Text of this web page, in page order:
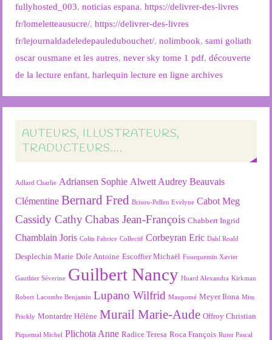
fullyhosted_003,noticias espana,https://delivrer-des-livres
fr/lomeletteausucre/,https://delivrer-des-livres
fr/lejournaldadeledepauledubouchet/,nolimbook,sami goliath
oscar ousmane et les autres,never sky tome 1 pdf,découverte
de la lecture enfant,harlequin lecture en ligne archives
AUTEURS, ILLUSTRATEURS,
TRADUCTEURS….
Adlard Charlie Adriansen Sophie Alwett Audrey Beauvais
Clémentine Bernard Fred Brisou-Pellen Evelyne Cabot Meg
Cassidy Cathy Chabas Jean-François Chabbert Ingrid
Chamblain Joris Colin Fabrice Collectif Corbeyran Eric Dahl Roald
Desplechin Marie Dole Antoine Escoffier Michaël Fourquemin Xavier
Gauthier Séverine Guilbert Nancy Huard Alexandra Kirkman
Robert Lacombe Benjamin Lupano Wilfrid Maupomé Meyer Ilona Miss
Prickly Montardre Hélène Murail Marie-Aude Offroy Christian
Piquemal Michel Plichota Anne Radice Teresa Roca François Ruter Pascal